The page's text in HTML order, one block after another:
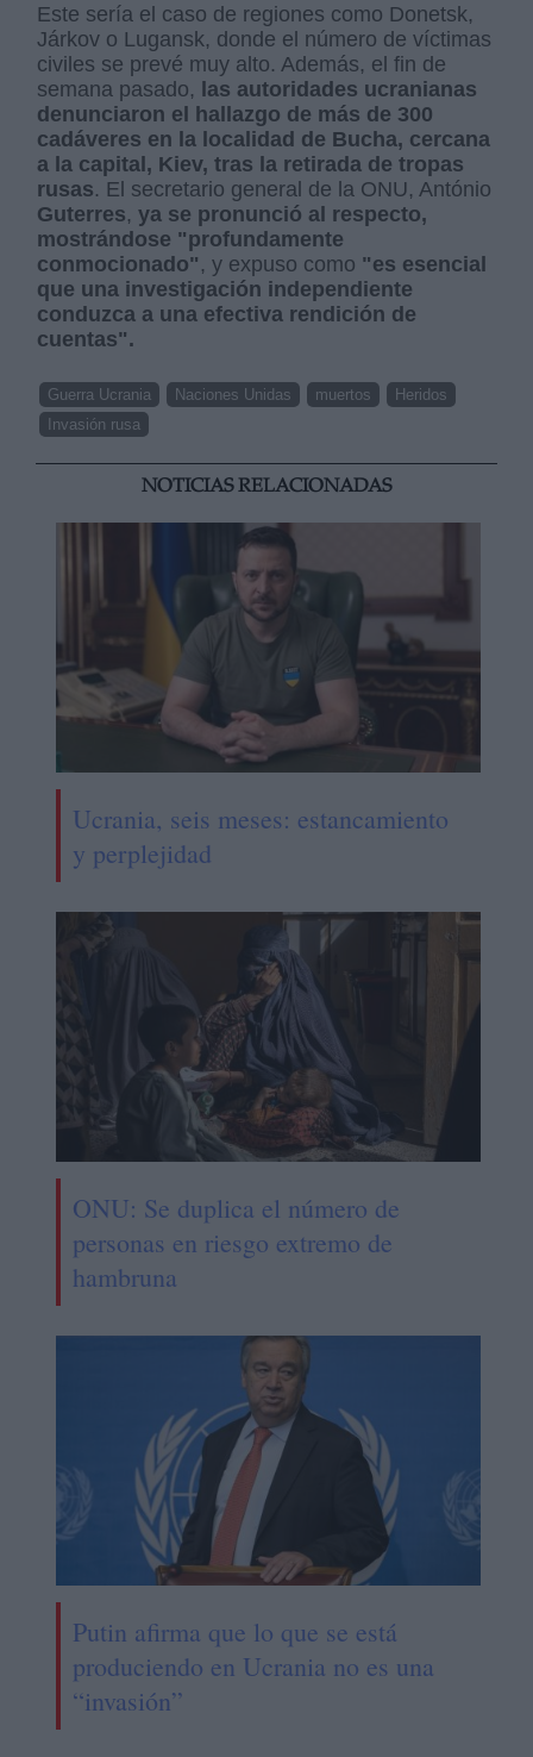
Este sería el caso de regiones como Donetsk,
Járkov o Lugansk, donde el número de víctimas
civiles se prevé muy alto. Además, el fin de
semana pasado, las autoridades ucranianas
denunciaron el hallazgo de más de 300
cadáveres en la localidad de Bucha, cercana
a la capital, Kiev, tras la retirada de tropas
rusas. El secretario general de la ONU, António
Guterres, ya se pronunció al respecto,
mostrándose "profundamente
conmocionado" , y expuso como "es esencial
que una investigación independiente
conduzca a una efectiva rendición de
cuentas".
Guerra Ucrania Naciones Unidas muertos
Heridos
Invasión rusa
NOTICIAS RELACIONADAS
Ucrania, seis meses: estancamiento
y perplejidad
ONU: Se duplica el número de
personas en riesgo extremo de
hambruna
Putin afirma que lo que se está
produciendo en Ucrania no es una
“invasión”